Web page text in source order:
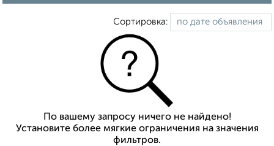
Сортировка:
По вашему запросу ничего не найдено!
Установите более мягкие ограничения на значения
фильтров.